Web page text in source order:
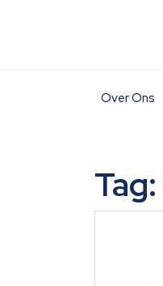
Over Ons
Tag: